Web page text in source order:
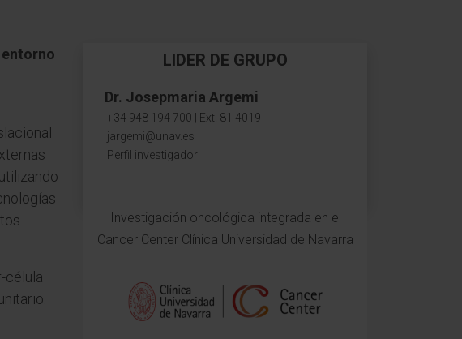
célula
LIDER DE GRUPO
Dr. Josepmaria Argemi
+34 948 194 700 | Ext. 81 4019
jargemi@unav.es
Perfil investigador
Investigación oncológica integrada en el
Cancer Center Clínica Universidad de Navarra